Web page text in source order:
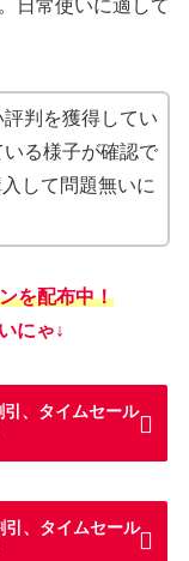
日常使いに適して
判を獲得してい
る様子が確認で
して問題無いに
を配布中！
にゃ↓
、タイムセール
、タイムセール